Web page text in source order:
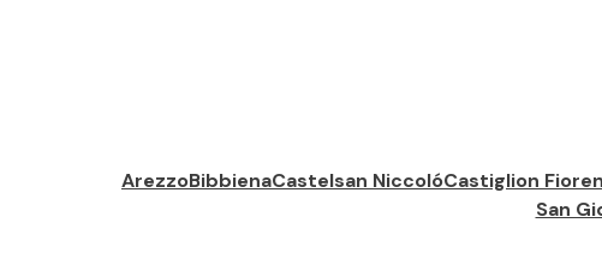
ArezzoBibbienaCastelsan NiccolóCastiglion
San